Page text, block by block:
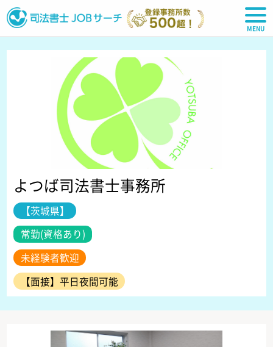
司法書士JOBサーチ
よつば司法書士事務所
【茨城県】
常勤(資格あり)
未経験者歓迎
【面接】平日夜間可能